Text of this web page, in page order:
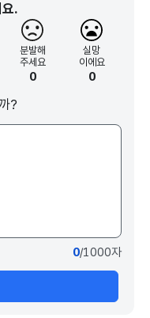
.
분발해
주세요
0
실망
이에요
0
?
0/1000자